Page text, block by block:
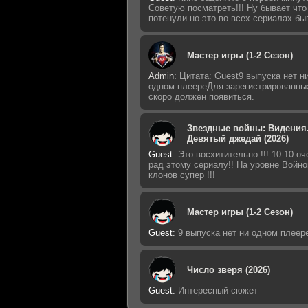
Советую посматреть!!! Ну бывает что
потенули но это во всех сериалах
Мастер игры (1-2 Сезон)
Admin: Цитата: Guest9 выпуска нет
одном плеереДля
скоро должен появиться.
Звездные войны: Видения.
Девятый джедай (2026)
Guest: Это восхитительно !!! 10-10
рад этому сериалу!! На уровне
клонов супер !!!
Мастер игры (1-2 Сезон)
Guest: 9 выпуска нет ни одном
Число зверя (2026)
Guest: Интересный сюжет